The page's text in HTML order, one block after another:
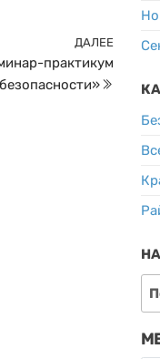
запись
ДАЛЕЕ
практикум